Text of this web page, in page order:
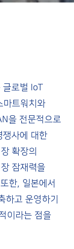
로벌 IoT
마트워치와
을 전문적으로
사에 대한
확장의
잠재력을
한, 일본에서
고 운영하기
이라는 점을